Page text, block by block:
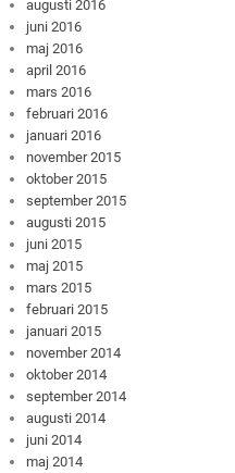
augusti 2016
juni 2016
maj 2016
april 2016
mars 2016
februari 2016
januari 2016
november 2015
oktober 2015
september 2015
augusti 2015
juni 2015
maj 2015
mars 2015
februari 2015
januari 2015
november 2014
oktober 2014
september 2014
augusti 2014
juni 2014
maj 2014